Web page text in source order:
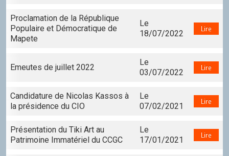
Proclamation de la République
Populaire et Démocratique de
Mapete
Le
18/07/2022
Lire
Emeutes de juillet 2022
Le
03/07/2022
Lire
Candidature de Nicolas Kassos à
la présidence du CIO
Le
07/02/2021
Lire
Présentation du Tiki Art au
Patrimoine Immatériel du CCGC
Le
17/01/2021
Lire